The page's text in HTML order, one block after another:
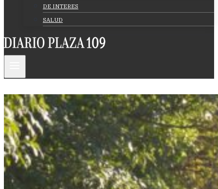
DE INTERES
SALUD